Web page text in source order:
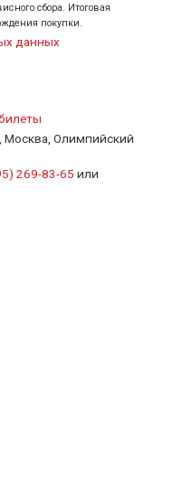
сбора. Итоговая
покупки.
данных
Москва, Олимпийский
269-83-65 или